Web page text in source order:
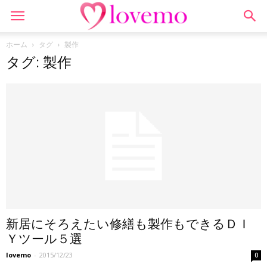
ホーム タグ 製作
タグ: 製作
新居にそろえたい修繕も製作もできるＤＩ
Ｙツール５選
lovemo - 2015/12/23 0